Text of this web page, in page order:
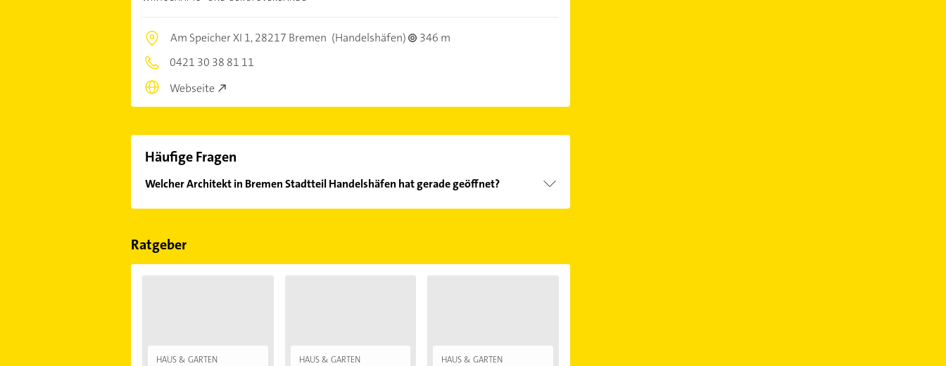
Am Speicher XI 1,28217 Bremen (Handelshäfen)
346 m
0421 30 38 81 11
Webseite
Häufige Fragen
Welcher Architekt in Bremen Stadtteil Handelshäfen hat gerade geöffnet?
Im Anbieter-Bereich finden Sie alleÖffnungszeiten. Bitte beachten Sie, dass diese an
Ratgeber
HAUS & GARTEN HAUS & GARTEN HAUS & GARTEN